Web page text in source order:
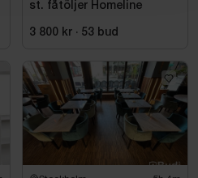
st. fåtöljer Homeline
3 800 kr · 53 bud